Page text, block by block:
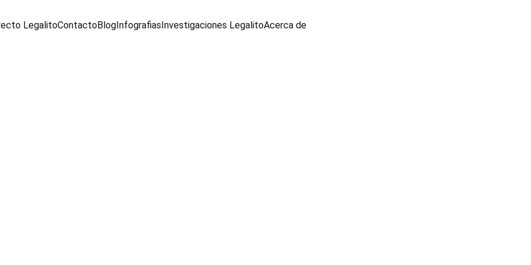
LegalitoContactoBlogInfografiasInvestigaciones LegalitoAcerca de